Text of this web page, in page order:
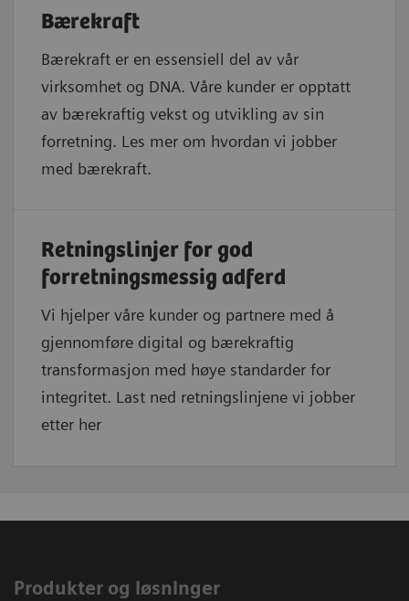
Bærekraft
Bærekraft er en essensiell del av vår
virksomhet og DNA. Våre kunder er opptatt
av bærekraftig vekst og utvikling av sin
forretning. Les mer om hvordan vi jobber
med bærekraft.
Retningslinjer for god
forretningsmessig adferd
Vi hjelper våre kunder og partnere med å
gjennomføre digital og bærekraftig
transformasjon med høye standarder for
integritet. Last ned retningslinjene vi jobber
etter her
Produkter og løsninger